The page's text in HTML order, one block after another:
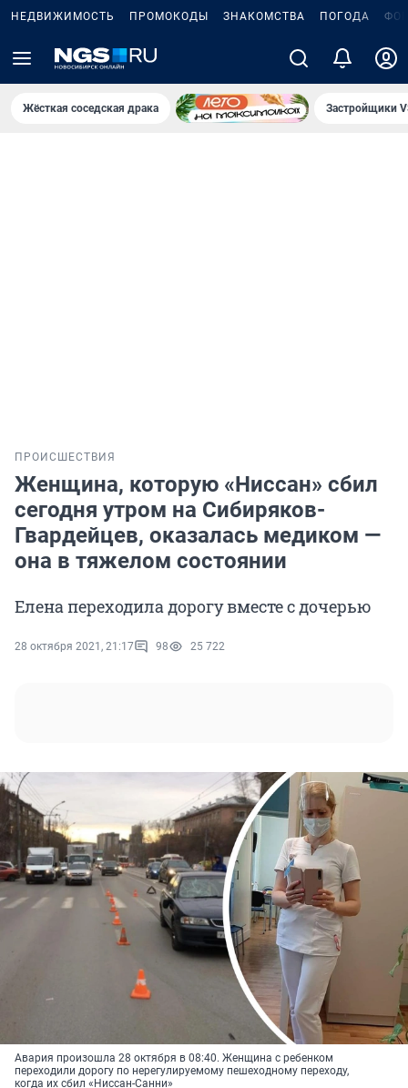
НЕДВИЖИМОСТЬ ПРОМОКОДЫ ЗНАКОМСТВА ПОГОДА
Жёсткая соседская драка Застройщики
ПРОИСШЕСТВИЯ
Женщина, которую «Ниссан» сбил
сегодня утром на Сибиряков-
Гвардейцев, оказалась медиком —
она в тяжелом состоянии
Елена переходила дорогу вместе с дочерью
28 октября 2021, 21:17 98 25 722
Авария произошла 28 октября в 08:40. Женщина с ребенком
переходили дорогу по нерегулируемому пешеходному переходу,
когда их сбил «Ниссан-Санни»